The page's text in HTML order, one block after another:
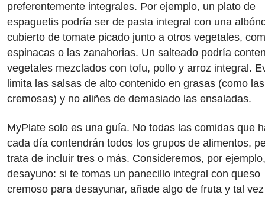
preferentemente integrales. Por ejemplo, un plato de
espaguetis podría ser de pasta integral con una
cubierto de tomate picado junto a otros vegetales,
espinacas o las zanahorias. Un salteado podría
vegetales mezclados con tofu, pollo y arroz integral.
limita las salsas de alto contenido en grasas (como las
cremosas) y no aliñes de demasiado las ensaladas.
MyPlate solo es una guía. No todas las comidas que
cada día contendrán todos los grupos de alimentos,
trata de incluir tres o más. Consideremos, por
desayuno: si te tomas un panecillo integral con queso
cremoso para desayunar, añade algo de fruta y tal